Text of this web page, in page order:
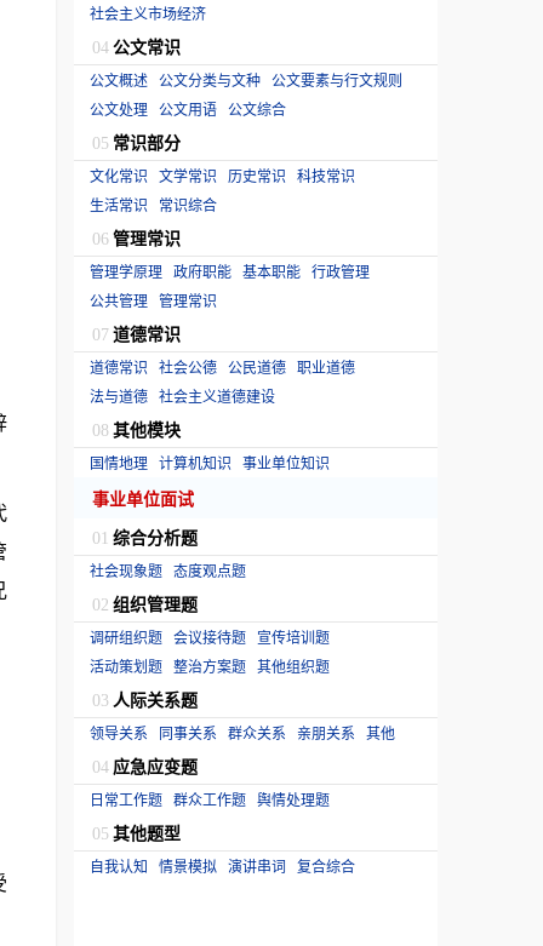
社会主义市场经济
04 公文常识
公文概述 公文分类与文种 公文要素与行文规则
公文处理 公文用语 公文综合
05 常识部分
文化常识 文学常识 历史常识 科技常识
生活常识
常识综合
06 管理常识
管理学原理 政府职能 基本职能 行政管理
公共管理 管理常识
07 道德常识
道德常识 社会公德 公民道德 职业道德
法与道德 社会主义道德建设
08 其他模块
国情地理 计算机知识 事业单位知识
事业单位面试
01 综合分析题
社会现象题 态度观点题
02 组织管理题
调研组织题 会议接待题 宣传培训题
活动策划题 整治方案题 其他组织题
03 人际关系题
领导关系 同事关系 群众关系 亲朋关系 其他
04 应急应变题
日常工作题 群众工作题 舆情处理题
05 其他题型
自我认知 情景模拟 演讲串词 复合综合